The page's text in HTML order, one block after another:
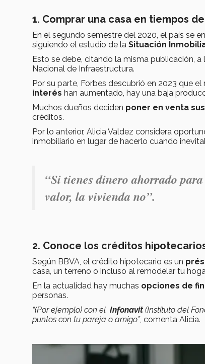
1. Comprar una casa en tiempos
En el segundo semestre del 2020, el país se
siguiendo el estudio de la Situación
Esto se debe, citando la misma publicación, a
Nacional de Infraestructura.
Por su parte, Forbes descubrió en 2023 que
interés han aumentado, hay una baja
Muchos dueños deciden poner en venta
créditos.
Por lo anterior, Alicia Valdez considera
inmobiliario en lugar de hacerlo cuando
“Si tienes dinero ahorrado
valor, la vivienda no”.
2. Conoce los créditos
Según BBVA, el crédito hipotecario es un
casa, un terreno o incluso al remodelar tu
En la actualidad hay muchas opciones de
personas.
“(Por ejemplo) con el Infonavit (Instituto del
puntos con tu pareja o amigo”, comenta Alicia.